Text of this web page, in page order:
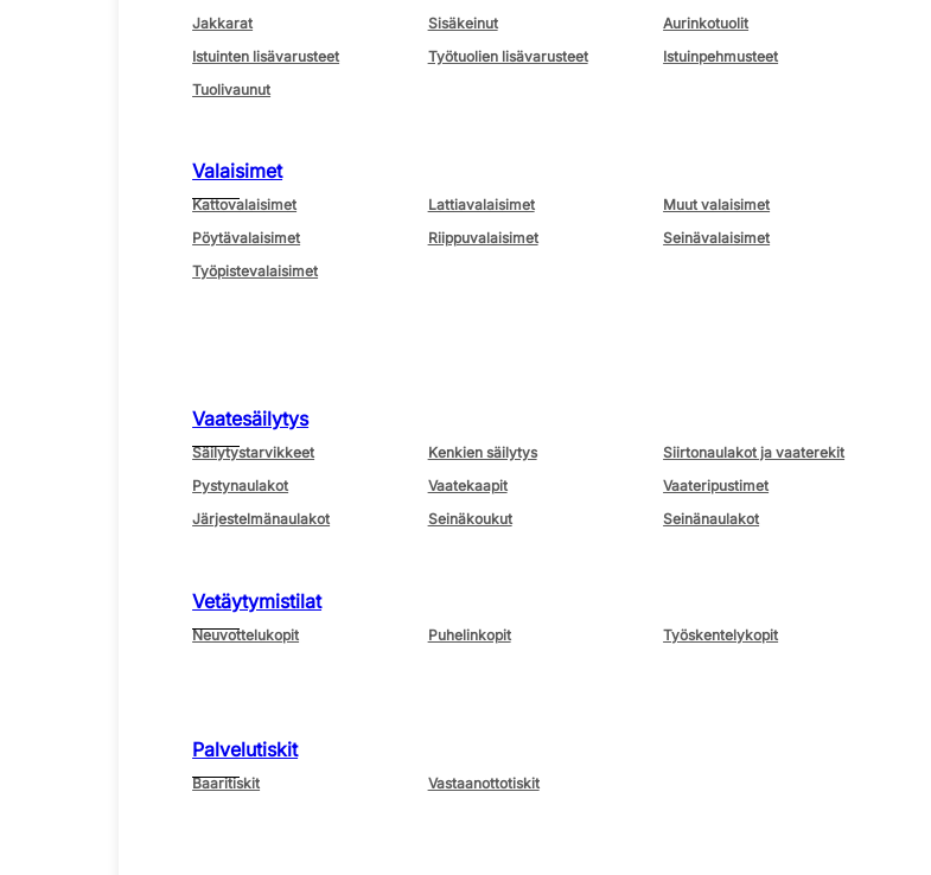
Jakkarat
Sisäkeinut
Aurinkotuolit
Istuinten lisävarusteet
Työtuolien lisävarusteet
Istuinpehmusteet
Tuolivaunut
Valaisimet
Kattovalaisimet Lattiavalaisimet
Muut valaisimet
Pöytävalaisimet
Riippuvalaisimet
Seinävalaisimet
Työpistevalaisimet
Vaatesäilytys
Säilytystarvikkeet Kenkien säilytys
Siirtonaulakot ja vaaterekit
Pystynaulakot
Vaatekaapit
Vaateripustimet
Järjestelmänaulakot
Seinäkoukut Seinänaulakot
Vetäytymistilat
Neuvottelukopit Puhelinkopit Työskentelykopit
Palvelutiskit
Baaritiskit Vastaanottotiskit